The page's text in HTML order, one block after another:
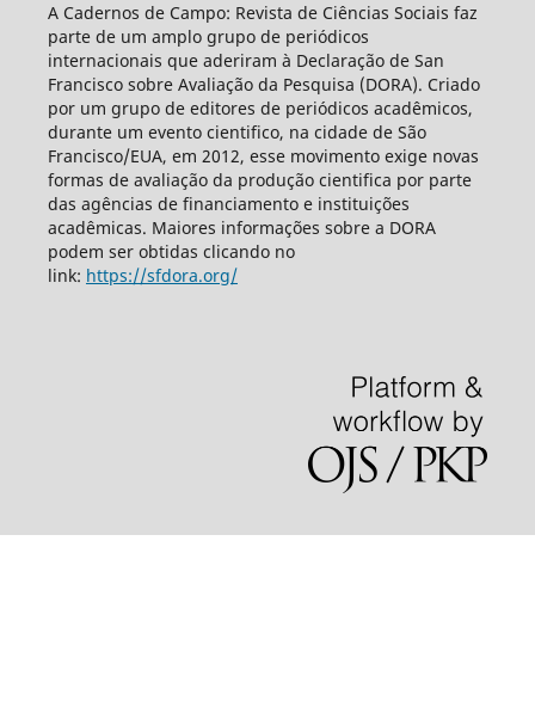
A Cadernos de Campo: Revista de Ciências Sociais faz
parte de um amplo grupo de periódicos
internacionais que aderiram à Declaração de San
Francisco sobre Avaliação da Pesquisa (DORA). Criado
por um grupo de editores de periódicos acadêmicos,
durante um evento cientifico, na cidade de São
Francisco/EUA, em 2012, esse movimento exige novas
formas de avaliação da produção cientifica por parte
das agências de financiamento e instituições
acadêmicas. Maiores informações sobre a DORA
podem ser obtidas clicando no
link: https://sfdora.org/